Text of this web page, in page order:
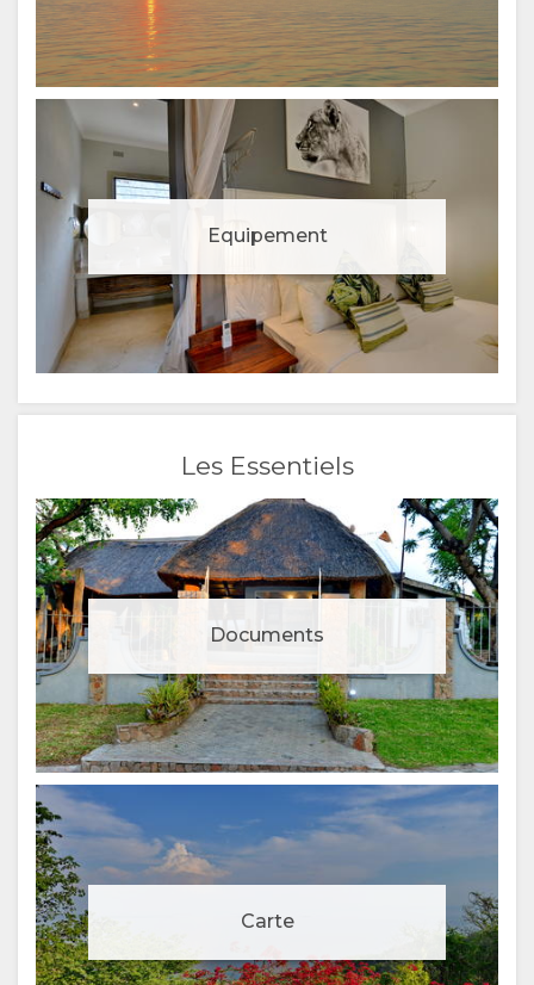
Equipement
Les Essentiels
Documents
Carte
Gestion du consentement aux cookies
Pour rendre plus agréable votre expérience et vous offrir
un contenu personnalisé, nous utilisons des cookies.
N'hésitez pas à modifier vos préférences ou à consulter